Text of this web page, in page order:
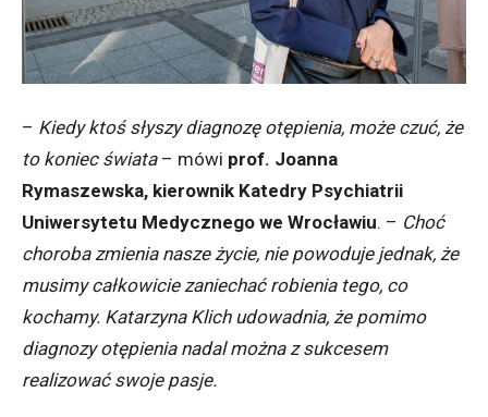
– Kiedy ktoś słyszy diagnozę otępienia, może czuć, że
to koniec świata– mówi prof. Joanna
Rymaszewska, kierownik Katedry Psychiatrii
Uniwersytetu Medycznego we Wrocławiu. – Choć
choroba zmienia nasze życie, nie powoduje jednak, że
musimy całkowicie zaniechać robienia tego, co
kochamy. Katarzyna Klich udowadnia, że pomimo
diagnozy otępienia nadal można z sukcesem
realizować swoje pasje.